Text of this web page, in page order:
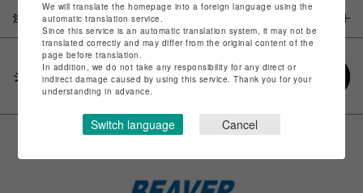
注意事項
シェアする
We will translate the homepage into a foreign language using the
automatic translation service.
Since this service is an automatic translation system, it may not be
translated correctly and may differ from the original content of the
page before translation.
In addition, we do not take any responsibility for any direct or
indirect damage caused by using this service. Thank you for your
understanding in advance.
Switch language Cancel